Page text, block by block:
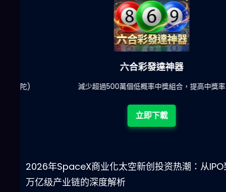
六合彩發達神器
減少超過500萬個低概率中獎組合，提高中獎率
立即下載
2026年SpaceX商业化太空新创投资热潮：从IPO
万亿级产业链的深度解析